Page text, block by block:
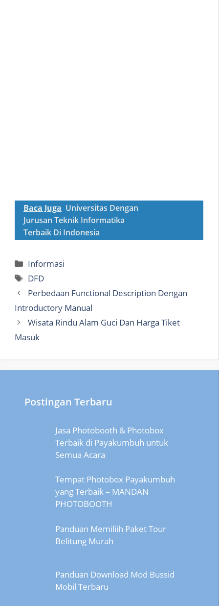
Baca Juga Universitas Dengan
Jurusan Teknik Informatika
Terbaik Di Indonesia
Categories
Informasi
Tags
DFD
Perbedaan Functional Description Dengan
Introductory Manual
Wisata Rindu Alam Guci Dan Harga Tiket
Masuk
Postingan Terbaru
Jasa Photobooth & Photobox
Terbaik di Payakumbuh untuk
Semua Acara
Tempat Photobox Payakumbuh
yang Terbaik – MANDAN
PHOTOBOOTH
Panduan Memiliih Paket Tour
Belitung Murah
Panduan Download Mod Bussid
Mobil Terbaru